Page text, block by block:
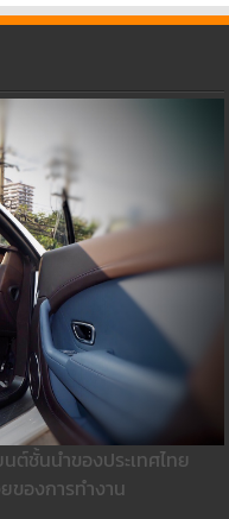
ชั้นนำของประเทศไทย
ของการทำงาน